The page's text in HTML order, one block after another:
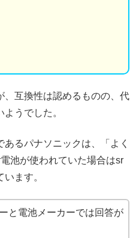
、互換性は認めるものの、代
うでした。
るパナソニックは、「よく
池が使われていた場合はsr
ます。
と電池メーカーでは回答が